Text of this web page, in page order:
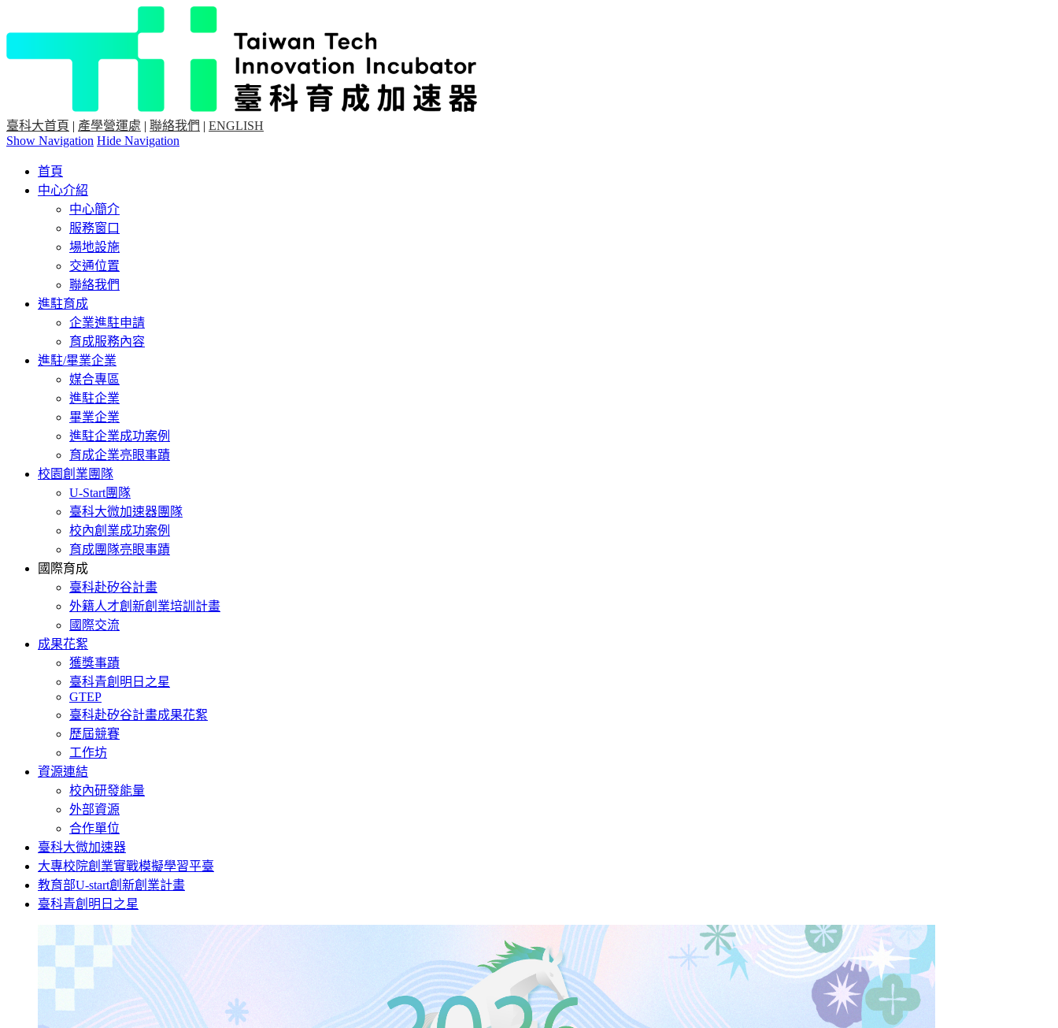
臺科大首頁 | 產學營運處 | 聯絡我們 | ENGLISH
Show Navigation Hide Navigation
首頁
中心介紹
中心簡介
服務窗口
場地設施
交通位置
聯絡我們
進駐育成
企業進駐申請
育成服務內容
進駐/畢業企業
媒合專區
進駐企業
畢業企業
進駐企業成功案例
育成企業亮眼事蹟
校園創業團隊
U-Start團隊
臺科大微加速器團隊
校內創業成功案例
育成團隊亮眼事蹟
國際育成
臺科赴矽谷計畫
外籍人才創新創業培訓計畫
國際交流
成果花絮
獲獎事蹟
臺科青創明日之星
GTEP
臺科赴矽谷計畫成果花絮
歷屆競賽
工作坊
資源連結
校內研發能量
外部資源
合作單位
臺科大微加速器
大專校院創業實戰模擬學習平臺
教育部U-start創新創業計畫
臺科青創明日之星